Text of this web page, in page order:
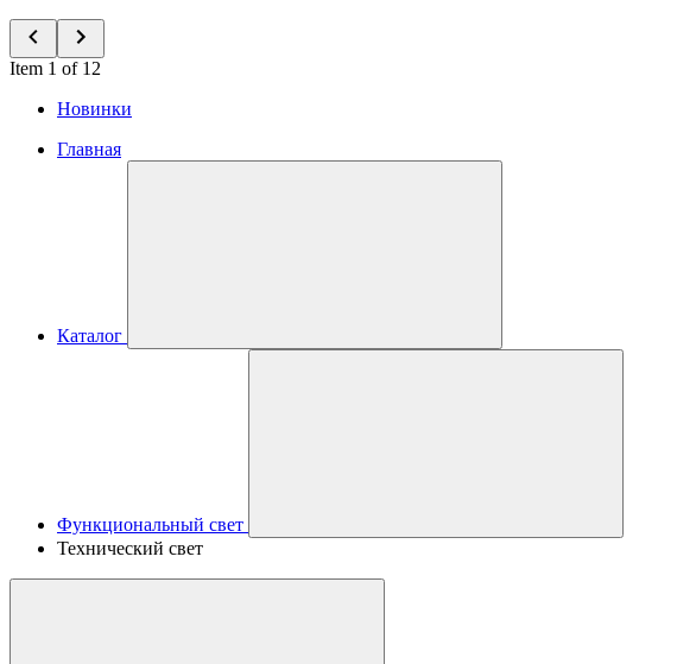
Item 1 of 12
Новинки
Главная
Каталог
Функциональный свет
Технический свет